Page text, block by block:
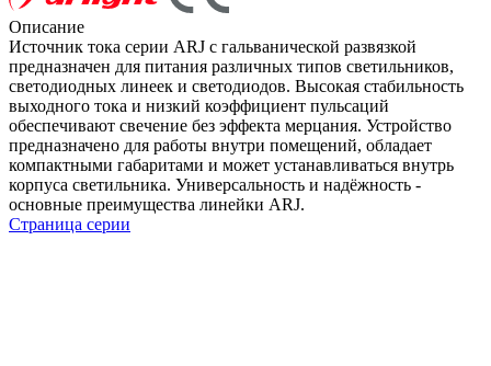
Описание
Источник тока серии ARJ с гальванической развязкой
предназначен для питания различных типов светильников,
светодиодных линеек и светодиодов. Высокая стабильность
выходного тока и низкий коэффициент пульсаций
обеспечивают свечение без эффекта мерцания. Устройство
предназначено для работы внутри помещений, обладает
компактными габаритами и может устанавливаться внутрь
корпуса светильника. Универсальность и надёжность -
основные преимущества линейки ARJ.
Страница серии